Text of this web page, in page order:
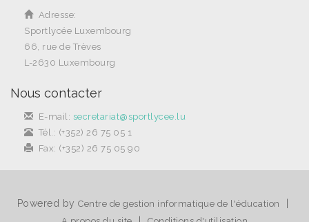
Adresse:
Sportlycée Luxembourg
66, rue de Trèves
L-2630 Luxembourg
Nous contacter
E-mail: secretariat@sportlycee.lu
Tél.: (+352) 26 75 05 1
Fax: (+352) 26 75 05 90
Powered by Centre de gestion informatique de l'éducation